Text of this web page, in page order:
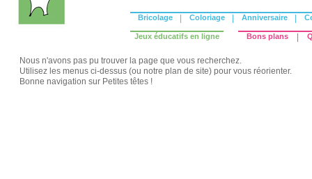
Bricolage Coloriage Anniversaire
Jeux éducatifs en ligne Bons plans
Nous n'avons pas pu trouver la page que vous recherchez.
Utilisez les menus ci-dessus (ou notre plan de site) pour vous réorienter.
Bonne navigation sur Petites têtes !